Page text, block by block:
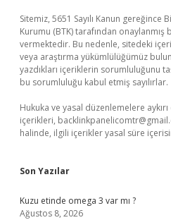
Sitemiz, 5651 Sayılı Kanun
Kurumu (BTK) tarafından onaylanmış
vermektedir. Bu nedenle, sitedeki
veya araştırma yükümlülüğümüz
yazdıkları içeriklerin sorumluluğunu
bu sorumluluğu kabul etmiş sayılırlar.
Hukuka ve yasal düzenlemelere
içerikleri,
halinde, ilgili içerikler yasal süre
Son Yazılar
Kuzu etinde omega 3 var mı ?
Ağustos 8, 2026